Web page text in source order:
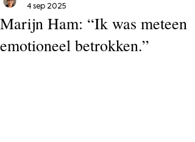
Marijn Ham: “Ik was meteen
emotioneel betrokken.”
4 sep 2025